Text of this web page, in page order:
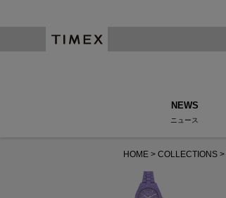
NEWS
ニュース
HOME COLLECTIONS